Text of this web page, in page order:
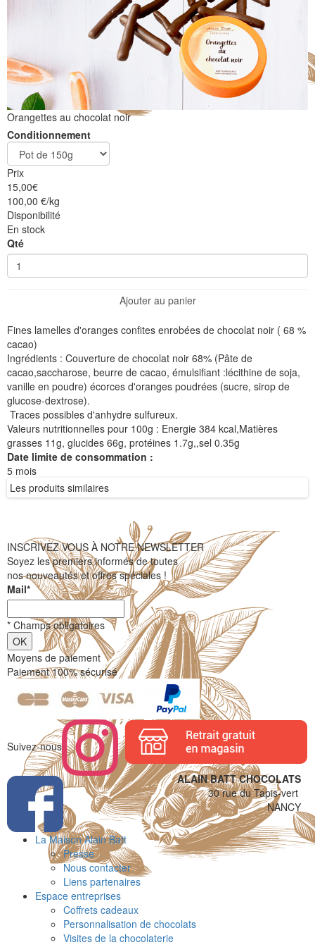
Orangettes au chocolat noir
Conditionnement
Prix
15,00€
100,00 €/kg
Disponibilité
En stock
Qté
Ajouter au panier
Fines lamelles d'oranges confites enrobées de chocolat noir ( 68 %
cacao)
Ingrédients : Couverture de chocolat noir 68% (Pâte de
cacao,saccharose, beurre de cacao, émulsifiant :lécithine de soja,
vanille en poudre) écorces d'oranges poudrées (sucre, sirop de
glucose-dextrose).
Traces possibles d'anhydre sulfureux.
Valeurs nutritionnelles pour 100g : Energie 384 kcal,Matières
grasses 11g, glucides 66g, protéines 1.7g,,sel 0.35g
Date limite de consommation :
5 mois
Les produits similaires
INSCRIVEZ VOUS À NOTRE NEWSLETTER
Soyez les premiers informés de toutes
nos nouveautés et offres spéciales !
Mail*
* Champs obligatoires
Moyens de paiement
Paiement 100% sécurisé
ALAIN BATT CHOCOLATS
30 rue du Tapis-vert
NANCY
Suivez-nous
La Maison Alain Batt
Presse
Nous contacter
Liens partenaires
Espace entreprises
Coffrets cadeaux
Personnalisation de chocolats
Visites de la chocolaterie